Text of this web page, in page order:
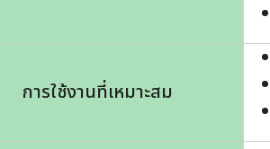
การใช้งานที่เหมาะสม